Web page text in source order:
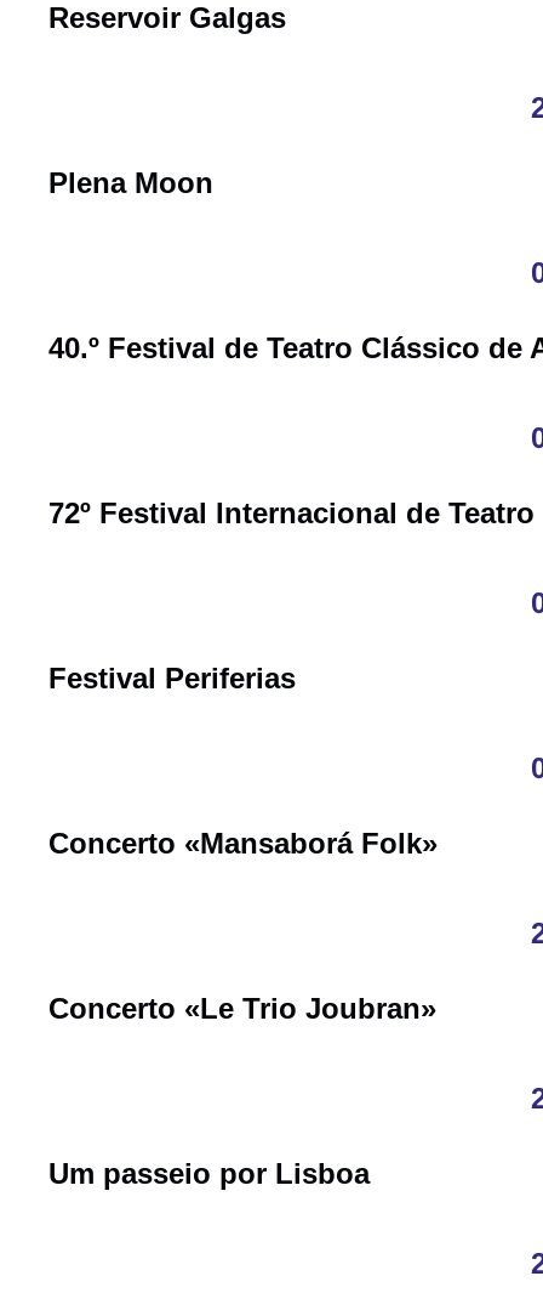
Reservoir Galgas
Plena Moon
40.º Festival de Teatro Clássico de
72º Festival Internacional de
Festival Periferias
Concerto «Mansaborá Folk»
Concerto «Le Trio Joubran»
Um passeio por Lisboa